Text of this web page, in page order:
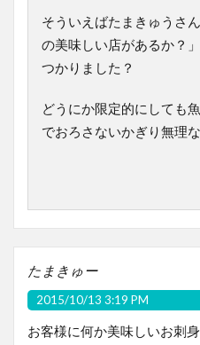
そういえばたまきゅうさ
の美味しい店があるか？
つかりました？
どうにか限定的にしても
でおろさないかぎり無理
たまきゅー
2015/10/13 3:19 PM
お客様に何か美味しいお刺